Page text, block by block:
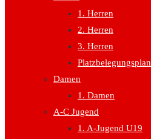
1. Herren
2. Herren
3. Herren
Platzbelegungsplan
Damen
1. Damen
A-C Jugend
1. A-Jugend U19